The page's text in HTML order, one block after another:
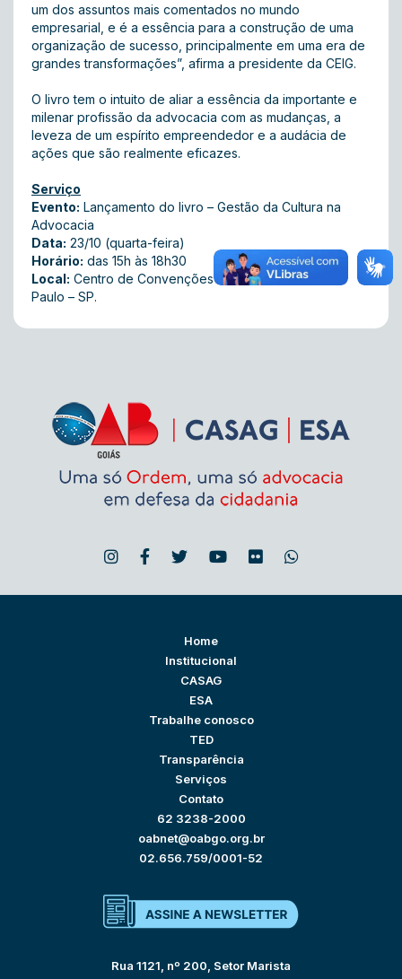
um dos assuntos mais comentados no mundo
empresarial, e é a essência para a construção de uma
organização de sucesso, principalmente em uma era de
grandes transformações”, afirma a presidente da CEIG.
O livro tem o intuito de aliar a essência da importante e
milenar profissão da advocacia com as mudanças, a
leveza de um espírito empreendedor e a audácia de
ações que são realmente eficazes.
Serviço
Evento: Lançamento do livro – Gestão da Cultura na
Advocacia
Data: 23/10 (quarta-feira)
Horário: das 15h às 18h30
Local: Centro de Convenções Frei Caneca em São
Paulo – SP.
Home
Institucional
CASAG
ESA
Trabalhe conosco
TED
Transparência
Serviços
Contato
62 3238-2000
oabnet@oabgo.org.br
02.656.759/0001-52
Rua 1121, nº 200, Setor Marista